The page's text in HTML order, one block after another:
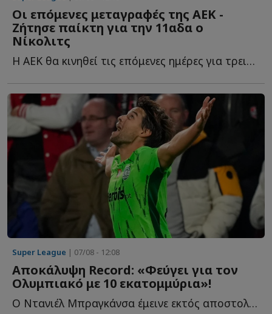
Οι επόμενες μεταγραφές της ΑΕΚ -
Ζήτησε παίκτη για την 11αδα ο
Νίκολιτς
Η ΑΕΚ θα κινηθεί τις επόμενες ημέρες για τρεις ακόμα π...
Super League | 07/08 - 12:08
Αποκάλυψη Record: «Φεύγει για τον
Ολυμπιακό με 10 εκατομμύρια»!
Ο Ντανιέλ Μπραγκάνσα έμεινε εκτός αποστολής στο τελευταίο π...